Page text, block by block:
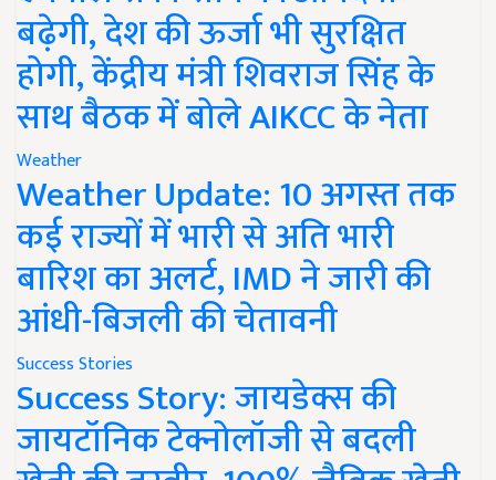
बढ़ेगी, देश की ऊर्जा भी सुरक्षित
होगी, केंद्रीय मंत्री शिवराज सिंह के
साथ बैठक में बोले AIKCC के नेता
Weather
Weather Update: 10 अगस्त तक
कई राज्यों में भारी से अति भारी
बारिश का अलर्ट, IMD ने जारी की
आंधी-बिजली की चेतावनी
Success Stories
Success Story: जायडेक्स की
जायटॉनिक टेक्नोलॉजी से बदली